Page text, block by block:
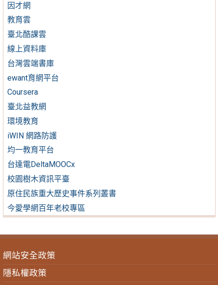
因才網
教育雲
臺北酷課雲
線上資料庫
台灣雲端書庫
ewant育網平台
Coursera
臺北益教網
環境教育
iWIN 網路防護
均一教育平台
台達電DeltaMOOCx
校園樹木資訊平臺
原住民族重大歷史事件系列叢書
今愛學網百年老校專區
網站安全政策
隱私權政策